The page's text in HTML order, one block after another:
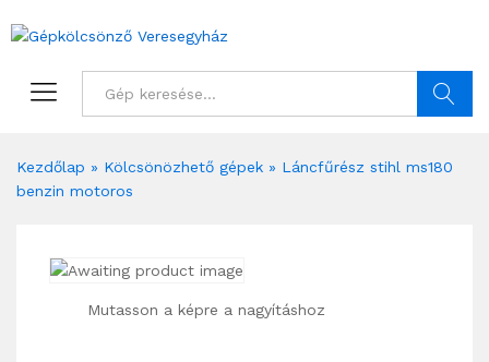
Kezdőlap » Kölcsönözhető gépek » Láncfűrész stihl ms180
benzin motoros
Mutasson a képre a nagyításhoz